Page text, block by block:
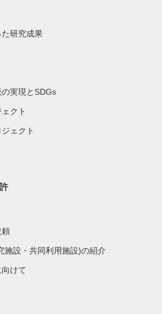
研究成果
実現とSDGs
クト
ェクト
頼
施設・共同利用施設)の紹介
けて